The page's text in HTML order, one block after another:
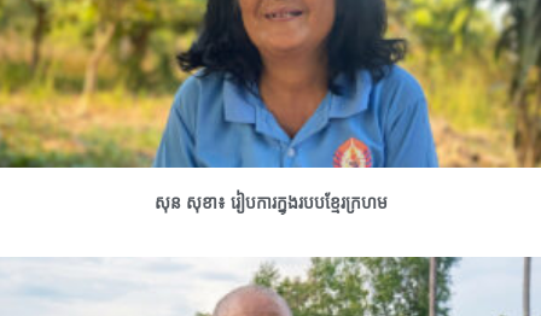
សុន សុខា៖ រៀបការក្នុងរបបខ្មែរក្រហម